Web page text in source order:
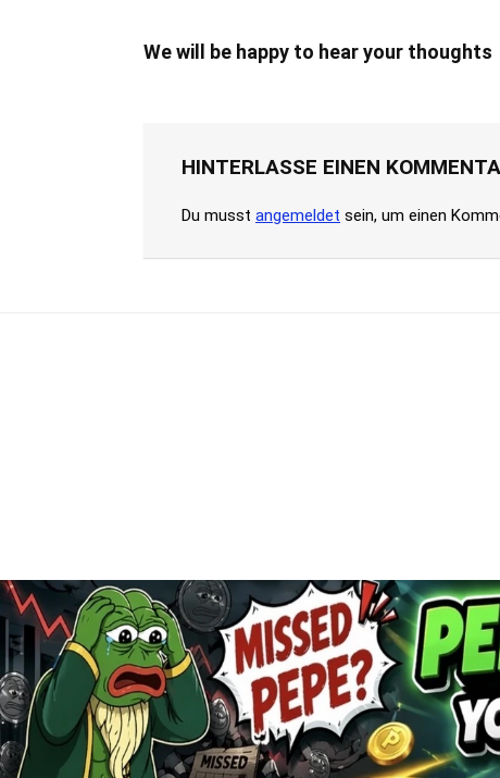
We will be happy to hear your thoughts
HINTERLASSE EINEN
Du musst angemeldet sein, um einen
CaptainAltcoin.com 2026 - All Rights Reserved